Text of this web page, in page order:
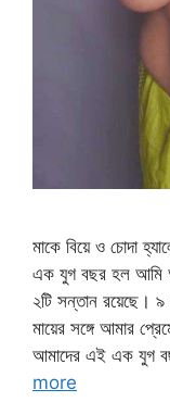
মাকে বিয়ে ও চোদা
এক যুগ বছর হল আমি
২টি সন্তান রয়েছে।
মায়ের সঙ্গে আমার
আমাদের এই এক যুগ
more